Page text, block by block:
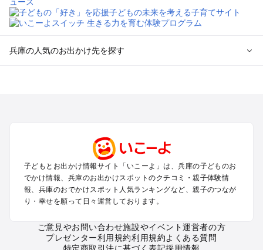
兵庫の人気のお出かけ先を探す
淡路島のプールお出かけ
城崎・豊岡・竹野のプールお出かけ
神鍋・養父・和田山・鉢伏のプールお出かけ
香住・湯村・浜坂のプールお出かけ
兵庫の遊園地
兵庫の動物園
子どもとお出かけ情報サイト「いこーよ」は、兵庫の子どものお
でかけ情報、兵庫のお出かけスポットのクチコミ・親子体験情
報、兵庫のおでかけスポット人気ランキングなど、親子のつなが
り・幸せを願って日々運営しております。
ご意見やお問い合わせ施設やイベント運営者の方
プレゼンター利用規約利用規約よくある質問